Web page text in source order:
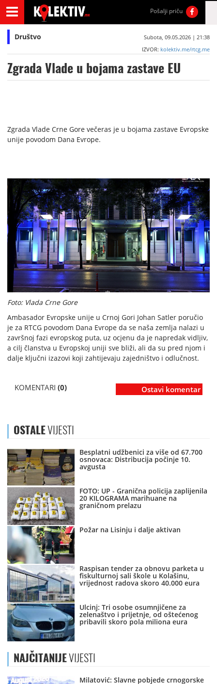
Pošalji priču
Društvo
Subota, 09.05.2026 | 21:38
IZVOR: kolektiv.me/rtcg.me
Zgrada Vlade u bojama zastave EU
Zgrada Vlade Crne Gore večeras je u bojama zastave Evropske
unije povodom Dana Evrope.
Foto: Vlada Crne Gore
Ambasador Evropske unije u Crnoj Gori Johan Satler poručio
je za RTCG povodom Dana Evrope da se naša zemlja nalazi u
završnoj fazi evropskog puta, uz ocjenu da je napredak vidljiv,
a cilj članstva u Evropskoj uniji sve bliži, ali da su pred njom i
dalje ključni izazovi koji zahtijevaju zajedništvo i odlučnost.
KOMENTARI (0) Ostavi komentar
OSTALEVIJESTI
Besplatni udžbenici za više od 67.700
osnovaca: Distribucija počinje 10.
avgusta
FOTO: UP - Granična policija zaplijenila
20 KILOGRAMA marihuane na
graničnom prelazu
Požar na Lisinju i dalje aktivan
Raspisan tender za obnovu parketa u
fiskulturnoj sali škole u Kolašinu,
vrijednost radova skoro 40.000 eura
Ulcinj: Tri osobe osumnjičene za
zelenaštvo i prijetnje, od oštećenog
pribavili skoro pola miliona eura
NAJČITANIJEVIJESTI
Milatović: Slavne pobjede crnogorske